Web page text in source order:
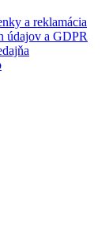
a reklamácia
údajov a GDPR